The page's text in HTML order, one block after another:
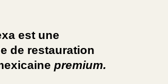
est une
de restauration
premium.